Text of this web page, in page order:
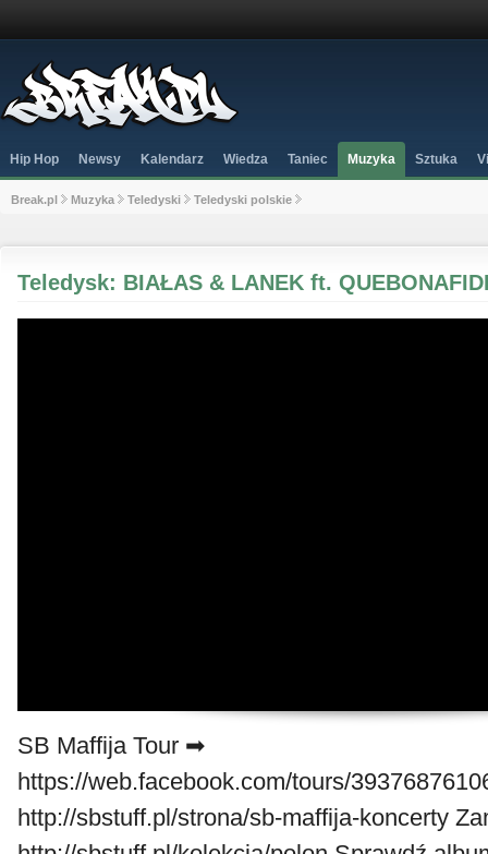
Hip Hop Newsy Kalendarz Wiedza Taniec Muzyka Sztuka
Break.pl Muzyka Teledyski Teledyski polskie
Teledysk: BIAŁAS & LANEK ft.
SB Maffija Tour ➡
https://web.facebook.com/tours/
http://sbstuff.pl/strona/sb-maffija-koncerty